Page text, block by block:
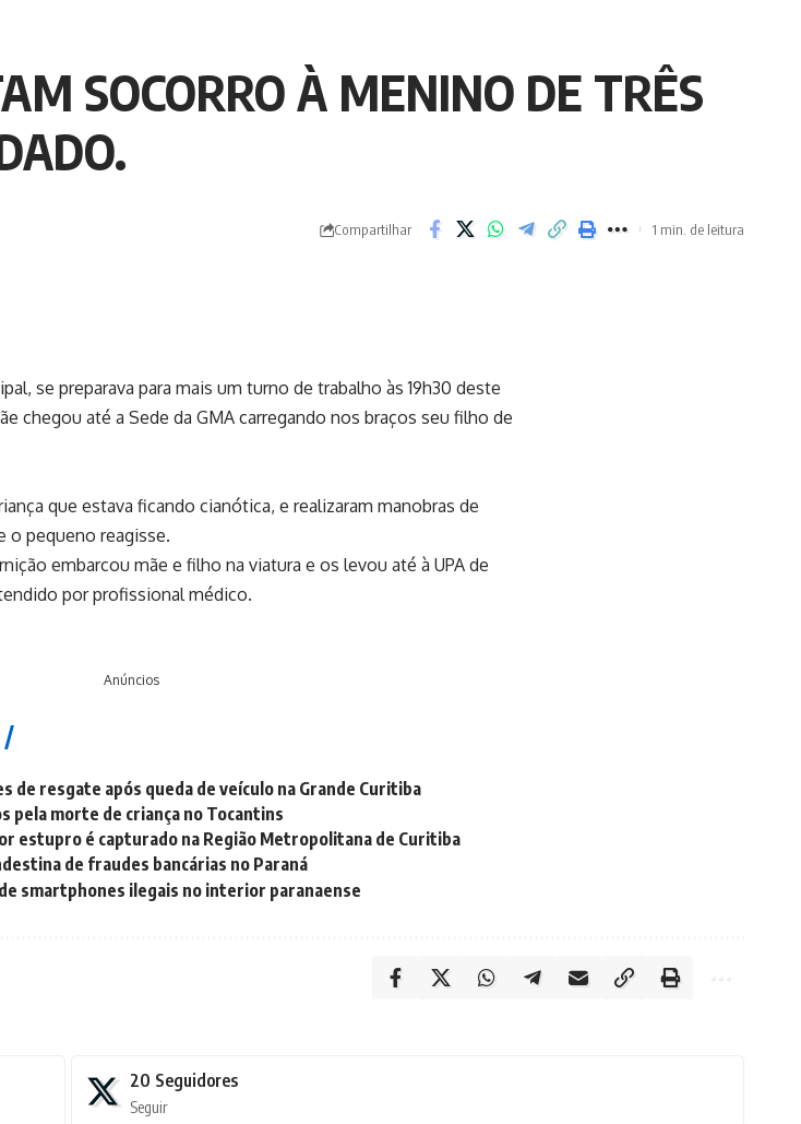
SOCORRO À MENINO DE TRÊS
Compartilhar 1 min. de leitura
se preparava para mais um turno de trabalho às 19h30 deste
chegou até a Sede da GMA carregando nos braços seu filho de
que estava ficando cianótica, e realizaram manobras de
o pequeno reagisse.
embarcou mãe e filho na viatura e os levou até à UPA de
por profissional médico.
Anúncios
de resgate após queda de veículo na Grande Curitiba
pela morte de criança no Tocantins
estupro é capturado na Região Metropolitana de Curitiba
de fraudes bancárias no Paraná
smartphones ilegais no interior paranaense
20 Seguidores
Seguir